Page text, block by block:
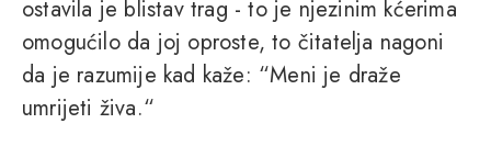
ostavila je blistav trag - to je njezinim kćerima
omogućilo da joj oproste, to čitatelja nagoni
da je razumije kad kaže: “Meni je draže
umrijeti živa.“